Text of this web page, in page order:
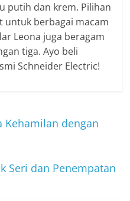
putih dan krem. Pilihan
untuk berbagai macam
Leona juga beragam
tiga. Ayo beli
Schneider Electric!
Kehamilan dengan
Seri dan Penempatan